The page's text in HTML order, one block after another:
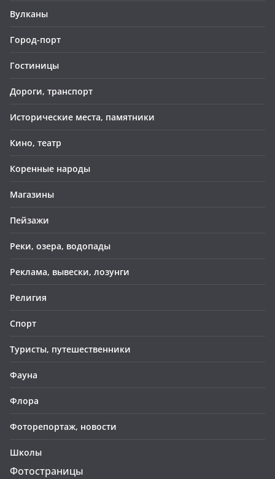
Вулканы
Город-порт
Гостиницы
Дороги, транспорт
Исторические места, памятники
Кино, театр
Коренные народы
Магазины
Пейзажи
Реки, озера, водопады
Реклама, вывески, лозунги
Религия
Спорт
Туристы, путешественники
Фауна
Флора
Фоторепортаж, новости
Школы
Фотостраницы